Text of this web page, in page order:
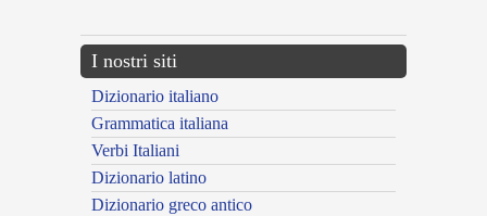
I nostri siti
Dizionario italiano
Grammatica italiana
Verbi Italiani
Dizionario latino
Dizionario greco antico